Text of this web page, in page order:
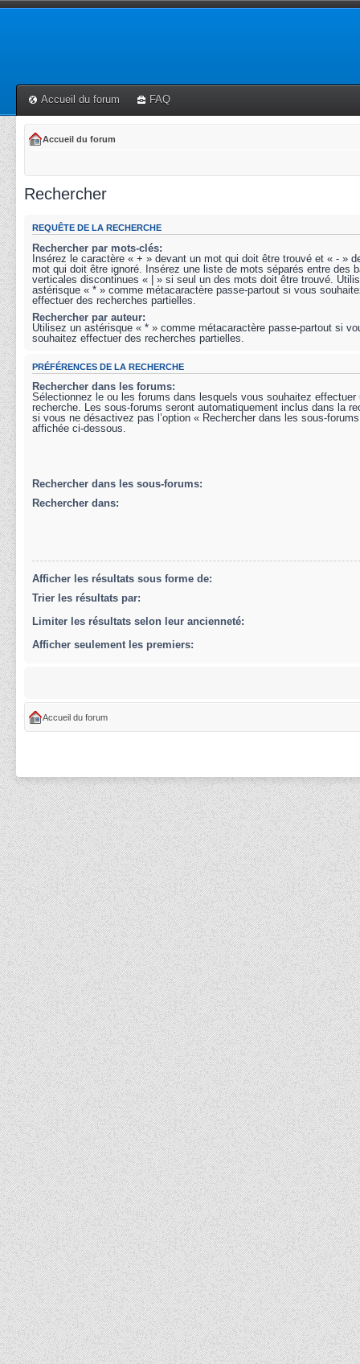
Accueil du forum FAQ
Accueil du forum
Rechercher
REQUÊTE DE LA RECHERCHE
Rechercher par mots-clés:
Insérez le caractère « + » devant un mot qui doit être trouvé et « - »
mot qui doit être ignoré. Insérez une liste de mots séparés entre des
verticales discontinues « | » si seul un des mots doit être trouvé.
astérisque « * » comme métacaractère passe-partout si vous
effectuer des recherches partielles.
Rechercher par auteur:
Utilisez un astérisque « * » comme métacaractère passe-partout si
souhaitez effectuer des recherches partielles.
PRÉFÉRENCES DE LA RECHERCHE
Rechercher dans les forums:
Sélectionnez le ou les forums dans lesquels vous souhaitez effectuer
recherche. Les sous-forums seront automatiquement inclus dans la
si vous ne désactivez pas l’option « Rechercher dans les sous-
affichée ci-dessous.
Rechercher dans les sous-forums:
Rechercher dans:
Afficher les résultats sous forme de:
Trier les résultats par:
Limiter les résultats selon leur ancienneté:
Afficher seulement les premiers:
Accueil du forum